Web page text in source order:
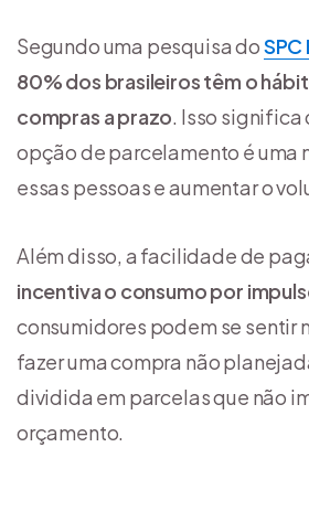
Segundo uma pesquisa doSPC
80% dos brasileiros têm o
compras a prazo. Isso significa
opção de parcelamento é uma
essas pessoas e aumentar o
Além disso, a facilidade de
incentiva o consumo por
consumidores podem se sentir
fazer uma compra não
dividida em parcelas que não
orçamento.